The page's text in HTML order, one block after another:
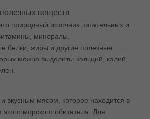
веществ
природный источник питательных и
минералы,
белки, жиры и другие полезные
можно выделить: кальций, калий,
вкусным мясом, которое находится в
морского обитателя. Для